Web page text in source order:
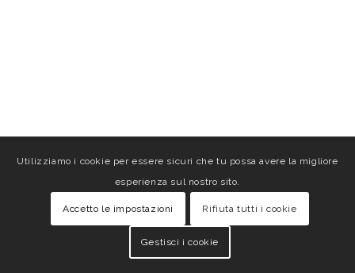
Utilizziamo i cookie per essere sicuri che tu possa avere la migliore
esperienza sul nostro sito.
Accetto le impostazioni Rifiuta tutti i cookie
Gestisci i cookie